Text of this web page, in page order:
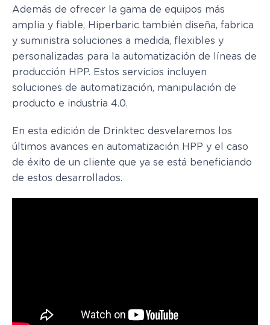
Además de ofrecer la gama de equipos más
amplia y fiable, Hiperbaric también diseña, fabrica
y suministra soluciones a medida, flexibles y
personalizadas para la automatización de líneas de
producción HPP. Estos servicios incluyen
soluciones de automatización, manipulación de
producto e industria 4.0.
En esta edición de Drinktec desvelaremos los
últimos avances en automatización HPP y el caso
de éxito de un cliente que ya se está beneficiando
de estos desarrollados.